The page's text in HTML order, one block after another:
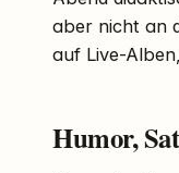
aber nicht an
auf Live-
Humor,